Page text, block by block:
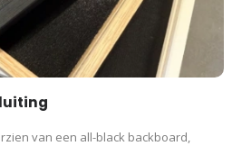
van een all-black backboard,